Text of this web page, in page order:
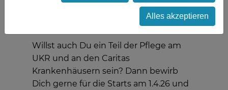
immer Spaß in Theorie und Praxis. Wir
freuen uns, dass ihr da seid!
Willst auch Du ein Teil der Pflege am
UKR und an den Caritas
Krankenhäusern sein? Dann bewirb
Dich gerne für die Starts am 1.4.26 und
Alles akzeptieren